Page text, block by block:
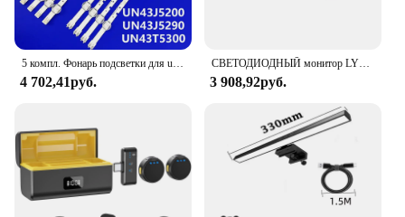
5 компл. Фонарь подсветки для un43j5200 un43j5200af un43j5290 UN43T5300 UN43T5300AG UA43N5380 UE43N5300 UE43N5000 UA43N5100
4 702,41руб.
СВЕТОДИОДНЫЙ монитор LYMAX, лампа для чтения с плавным затемнением, Подвесная лампа для компьютера и учебы, для игр
3 908,92руб.